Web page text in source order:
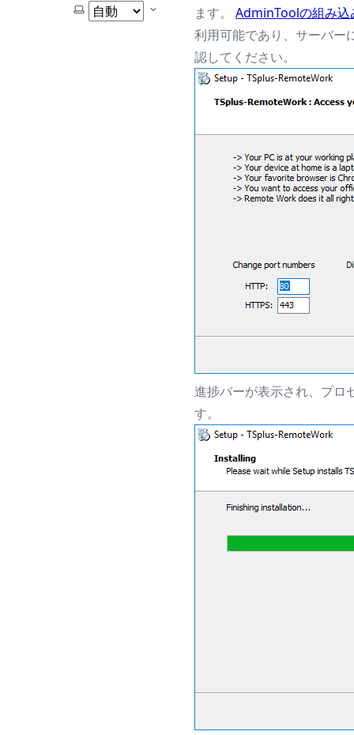
テーマを選択
ます。 AdminToolの組み
利用可能であり、サーバー
認してください。
進捗バーが表示され、プロ
す。